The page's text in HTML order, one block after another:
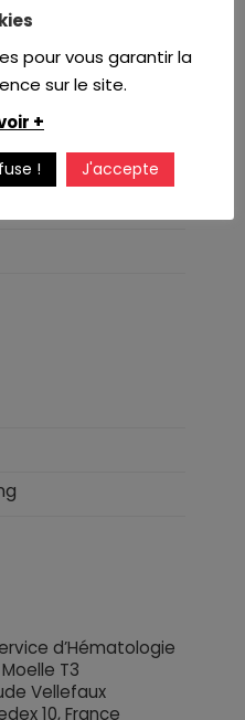
d’Hématologie
T3
Vellefaux
10, France
pour vous garantir la
sur le site.
+
! J'accepte